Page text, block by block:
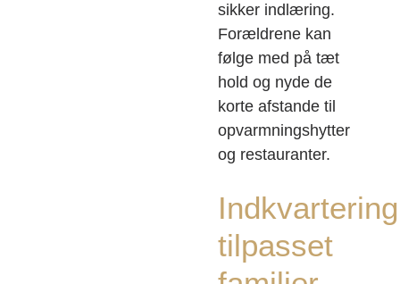
sikker indlæring.
Forældrene kan
følge med på tæt
hold og nyde de
korte afstande til
opvarmningshytter
og restauranter.
Indkvartering
tilpasset